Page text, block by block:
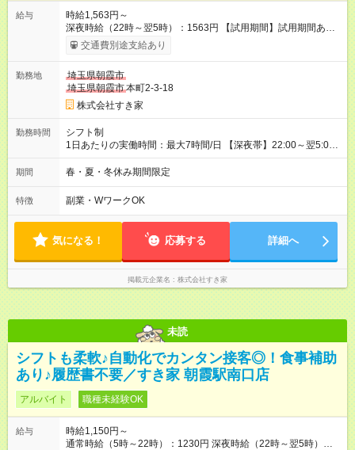
給与
時給1,563円～
深夜時給（22時～翌5時）：1563円 【試用期間】試用期間あり
試用期間の長さ：1ヶ月 雇用形態、給与は本採用時と同じです。
試用期間の実態は30日（※条件変更なし）ですが、切り上げで
同時給）
交通費別途支給あり
勤務地
埼玉県朝霞市
埼玉県朝霞市本町2-3-18
株式会社すき家
勤務時間
シフト制
1日あたりの実働時間：最大7時間/日 【深夜帯】22:00～翌5:00
週2日～・1日2h～OK◎ ※22:00から翌5:00までは18歳以上の方
のみ勤務可能です（18歳未満の深夜業務禁止のため） ★深夜で
す。 必ず、2名以上での勤務を行いますので、安心して働けま
す。
期間 春・夏・冬休み期間限定
特徴 副業・WワークOK
気になる！ 応募する 詳細へ
掲載元企業名 株式会社すき家
未読
シフトも柔軟♪自動化でカンタン接客◎！食事補助
あり♪履歴書不要／すき家 朝霞駅南口店
アルバイト 職種未経験OK
給与
時給1,150円～
通常時給（5時～22時）：1230円 深夜時給（22時～翌5時）：